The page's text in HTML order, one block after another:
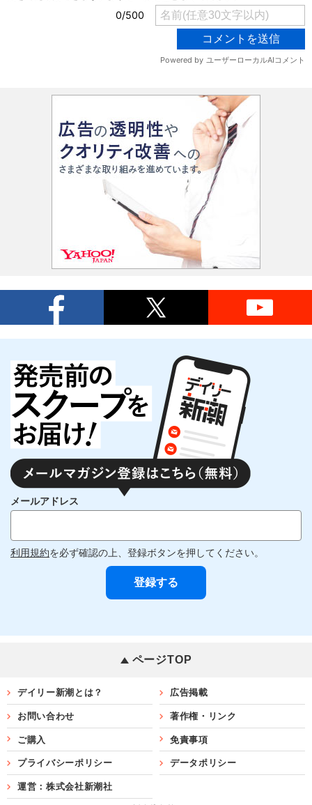
メールアドレス
利用規約を必ず確認の上、登録ボタンを押してください。
ページTOP
デイリー新潮とは？ 広告掲載
お問い合わせ 著作権・リンク
ご購入 免責事項
プライバシーポリシー データポリシー
運営：株式会社新潮社